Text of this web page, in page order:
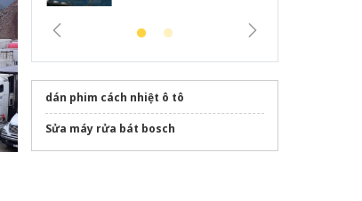
dán phim cách nhiệt ô tô
Sửa máy rửa bát bosch